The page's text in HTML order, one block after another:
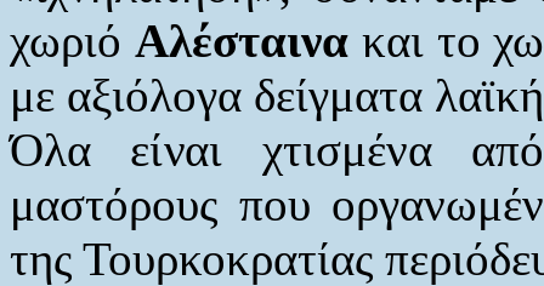
χωριό Αλέσταινα και το
με αξιόλογα δείγματα
Όλα είναι χτισμένα
μαστόρους που
της Τουρκοκρατίας